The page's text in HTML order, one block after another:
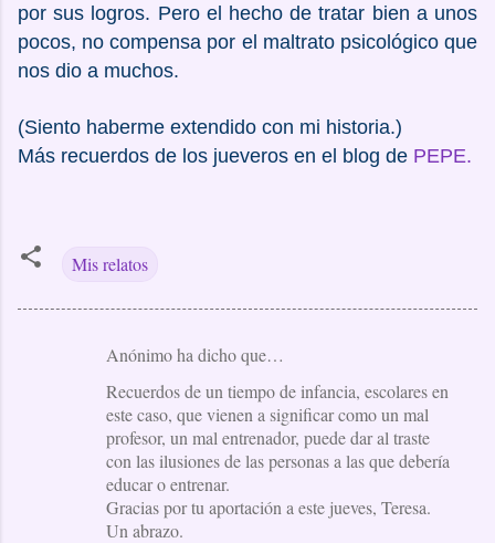
por sus logros. Pero el hecho de tratar bien a unos
pocos, no compensa por el maltrato psicológico que
nos dio a muchos.
(Siento haberme extendido con mi historia.)
Más recuerdos de los jueveros en el blog de PEPE.
Mis relatos
Anónimo ha dicho que…
Recuerdos de un tiempo de infancia, escolares en
este caso, que vienen a significar como un mal
profesor, un mal entrenador, puede dar al traste
con las ilusiones de las personas a las que debería
educar o entrenar.
Gracias por tu aportación a este jueves, Teresa.
Un abrazo.